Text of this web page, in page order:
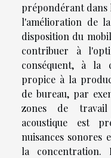
prépondérant dans
l'amélioration de
disposition du
contribuer à
conséquent, à la
propice à la
de bureau, par
zones de
acoustique est
nuisances sonores
la concentration.